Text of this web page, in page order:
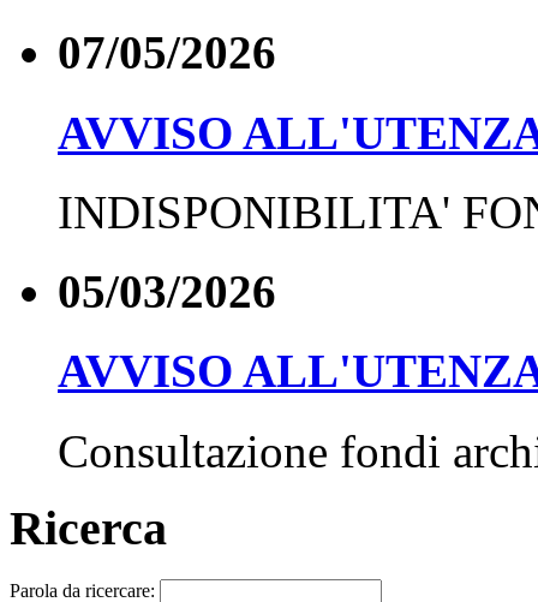
07/05/2026
AVVISO
INDISPONIBILITA'
05/03/2026
AVVISO
Consultazione fondi
Ricerca
Parola da ricercare: